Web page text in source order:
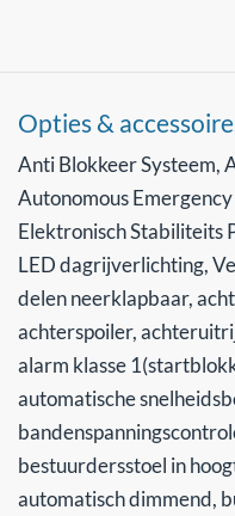
Opties &
Anti Blokkeer Systeem,
Autonomous
Elektronisch Stabiliteits
LED dagrijverlichting,
delen neerklapbaar,
achterspoiler,
alarm klasse
automatische
bestuurdersstoel in
automatisch dimmend,